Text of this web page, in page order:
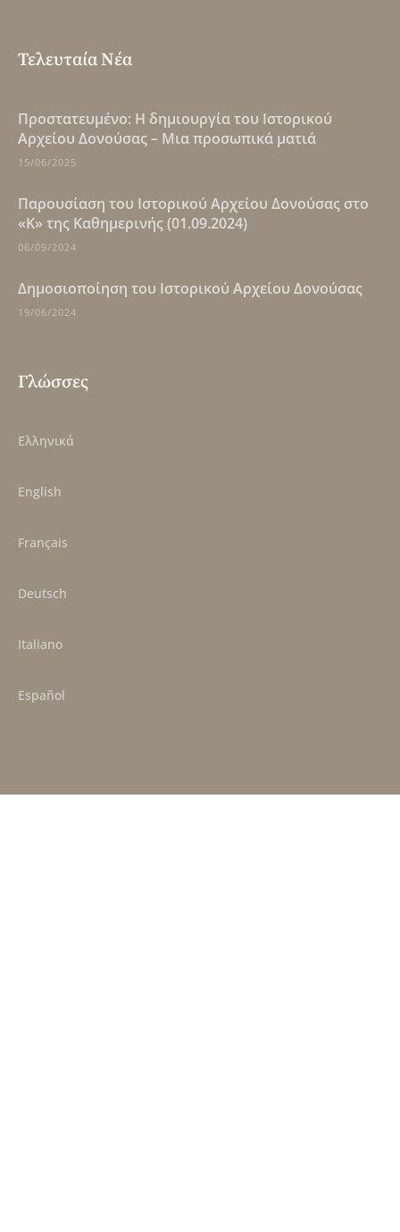
Τελευταία Νέα
Πρoστατευμένο: Η δημιουργία του Ιστορικού
Αρχείου Δονούσας – Μια προσωπικά ματιά
15/06/2025
Παρουσίαση του Ιστορικού Αρχείου Δονούσας στο
«Κ» της Καθημερινής (01.09.2024)
06/09/2024
Δημοσιοποίηση του Ιστορικού Αρχείου Δονούσας
19/06/2024
Γλώσσες
Ελληνικά
English
Français
Deutsch
Italiano
Español